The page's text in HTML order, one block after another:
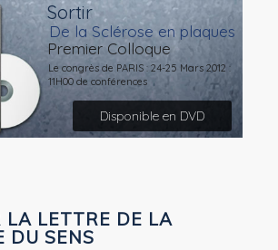
Sortir
De la Sclérose en plaques
Premier Colloque
Le congrès de PARIS : 24-25 Mars 2012 :
11H00 de conférences
Disponible en DVD
LA LETTRE DE LA
DU SENS